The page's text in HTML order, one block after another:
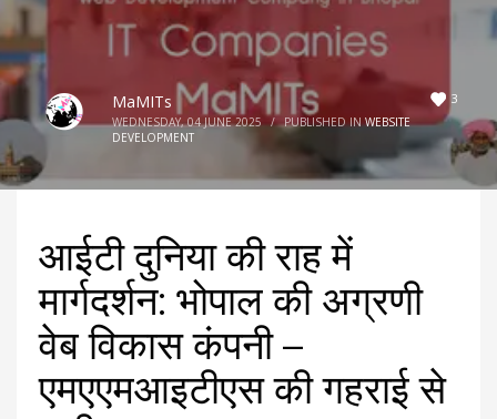
3
MaMITs
WEDNESDAY, 04 JUNE 2025 / PUBLISHED INWEBSITE
DEVELOPMENT
आईटी दुनिया की राह में
मार्गदर्शन: भोपाल की अग्रणी
वेब विकास कंपनी –
एमएएमआइटीएस की गहराई से